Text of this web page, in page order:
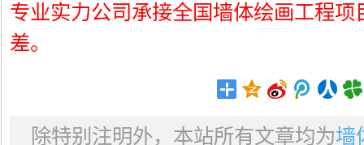
专业实力公司承接全国墙体绘画工程
差。
除特别注明外，本站所有文章均为墙